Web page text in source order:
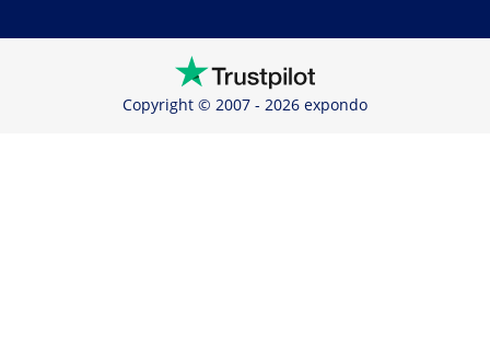
Copyright © 2007 - 2026 expondo